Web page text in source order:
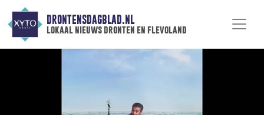
DRONTENSDAGBLAD.NL
lokaal nieuws dronten en flevoland